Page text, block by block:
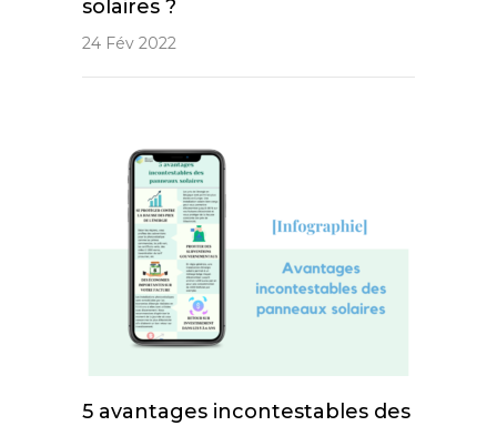
solaires ?
24 Fév 2022
5 avantages incontestables des